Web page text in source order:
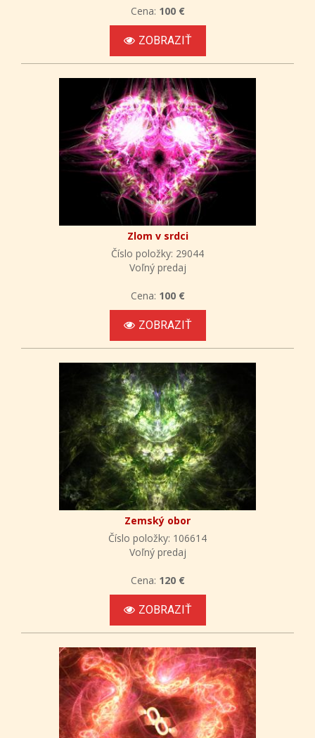
Cena: 100 €
ZOBRAZIŤ
Zlom v srdci
Číslo položky: 29044
Voľný predaj
Cena: 100 €
ZOBRAZIŤ
Zemský obor
Číslo položky: 106614
Voľný predaj
Cena: 120 €
ZOBRAZIŤ